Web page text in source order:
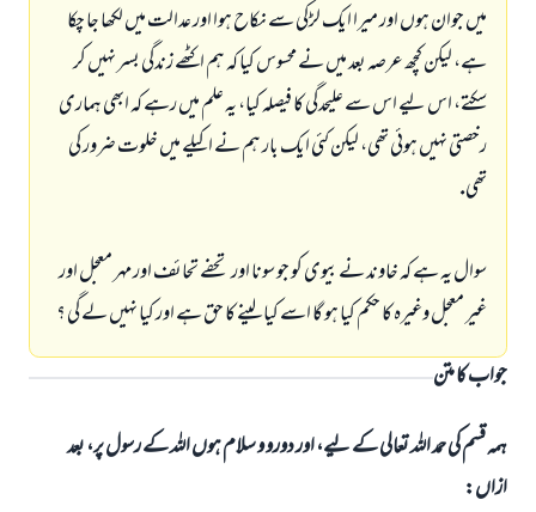
ميں جوان ہوں اور ميرا ايك لڑكى سے نكاح ہوا اور عدالت ميں لكھا جا چكا
ہے، ليكن كچھ عرصہ بعد ميں نے محسوس كيا كہ ہم اكٹھے زندگى بسر نہيں كر
سكتے، اس ليے اس سے عليحدگى كا فيصلہ كيا، يہ علم ميں رہے كہ ابھى ہمارى
رخصتى نہيں ہوئى تھى، ليكن كئى ايك بار ہم نے اكيلے ميں خلوت ضرور كى
تھى.
سوال يہ ہے كہ خاوند نے بيوى كو جو سونا اور تحفے تحائف اور مہر معجل اور
غير معجل وغيرہ كا حكم كيا ہو گا اسے كيا لينے كا حق ہے اور كيا نہيں لے گى ؟
جواب کا متن
ہمہ قسم کی حمد اللہ تعالی کے لیے، اور دورو و سلام ہوں اللہ کے رسول پر، بعد
ازاں: